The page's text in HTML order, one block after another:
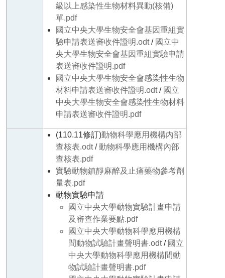
級以上感染性生物材料異動(核備)
單.pdf
國立中央大學生物安全會基因重組實
驗申請表送審收件證明.odt/ 國立中
央大學生物安全會基因重組實驗申請
表送審收件證明.pdf
國立中央大學生物安全會感染性生物
材料申請表送審收件證明.odt/國立
中央大學生物安全會感染性生物材料
申請表送審收件證明.pdf
(110.11修訂)動物科學應用機構內部
查核表.odt/動物科學應用機構內部
查核表.pdf
實驗動物鎮靜麻醉及止痛藥物參考劑
量表.pdf
動物實驗申請
國立中央大學動物實驗計畫申請
及審查作業要點.pdf
國立中央大學動物科學應用機構
間動物試驗計畫聲明書.odt/國立
中央大學動物科學應用機構間動
物試驗計畫聲明書.pdf